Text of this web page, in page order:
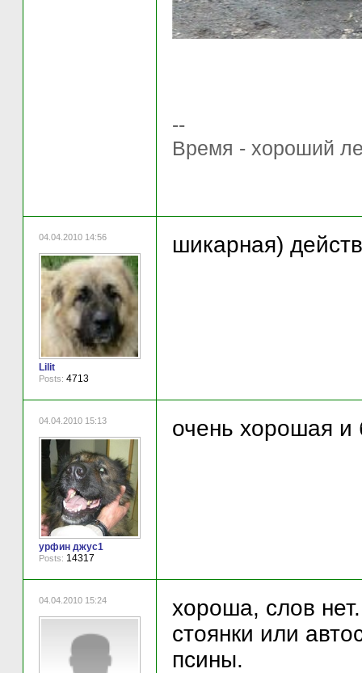
--
Время - хороший
04.04.2010 14:56
Lilit
Posts: 4713
шикарная)
04.04.2010 15:13
урфин джус1
Posts: 14317
очень хорошая и
04.04.2010 15:24
хороша, слов
стоянки или
псины.